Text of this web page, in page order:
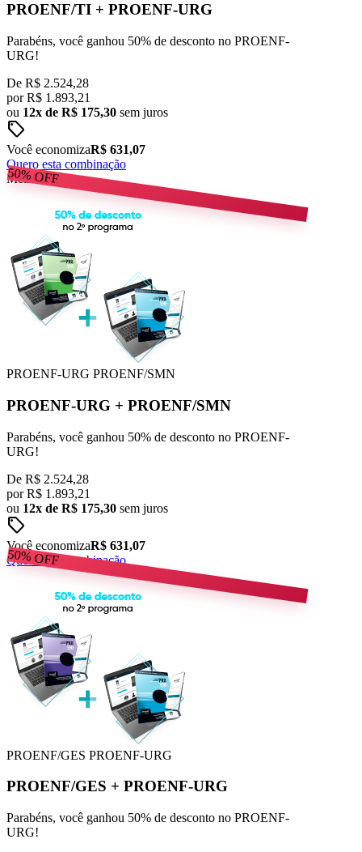
PROENF/TI + PROENF-URG
Parabéns, você ganhou 50% de desconto no PROENF-
URG!
De R$ 2.524,28
por R$ 1.893,21
ou 12x de R$ 175,30 sem juros
sell
Você economizaR$ 631,07
Quero esta combinação
Melhor Preço
50%OFF
PROENF-URG PROENF/SMN
PROENF-URG + PROENF/SMN
Parabéns, você ganhou 50% de desconto no PROENF-
URG!
De R$ 2.524,28
por R$ 1.893,21
ou 12x de R$ 175,30 sem juros
sell
Você economizaR$ 631,07
Quero esta combinação
50%OFF
PROENF/GES PROENF-URG
PROENF/GES + PROENF-URG
Parabéns, você ganhou 50% de desconto no PROENF-
URG!